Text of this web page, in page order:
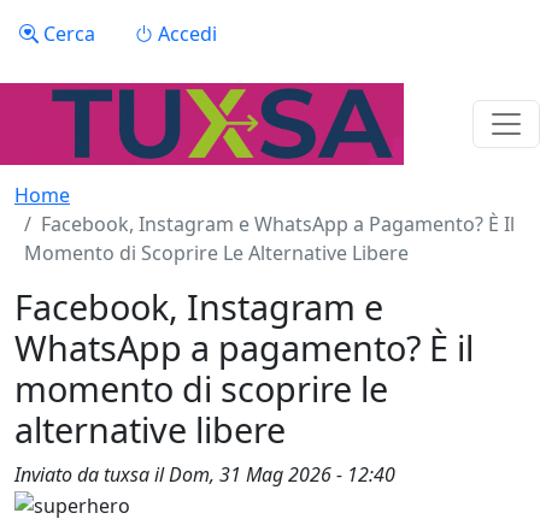
Menu profilo utente
Cerca Accedi
Home
Facebook, Instagram e WhatsApp a Pagamento? È Il
Momento di Scoprire Le Alternative Libere
Facebook, Instagram e
WhatsApp a pagamento? È il
momento di scoprire le
alternative libere
Inviato datuxsailDom, 31 Mag 2026 - 12:40